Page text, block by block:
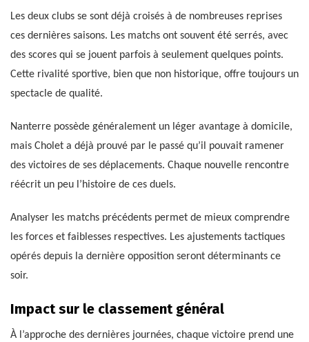
Les deux clubs se sont déjà croisés à de nombreuses reprises
ces dernières saisons. Les matchs ont souvent été serrés, avec
des scores qui se jouent parfois à seulement quelques points.
Cette rivalité sportive, bien que non historique, offre toujours un
spectacle de qualité.
Nanterre possède généralement un léger avantage à domicile,
mais Cholet a déjà prouvé par le passé qu’il pouvait ramener
des victoires de ses déplacements. Chaque nouvelle rencontre
réécrit un peu l’histoire de ces duels.
Analyser les matchs précédents permet de mieux comprendre
les forces et faiblesses respectives. Les ajustements tactiques
opérés depuis la dernière opposition seront déterminants ce
soir.
Impact sur le classement général
À l’approche des dernières journées, chaque victoire prend une